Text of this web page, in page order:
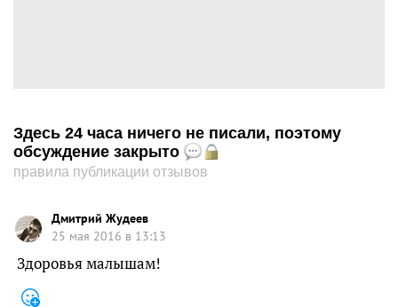
Здесь 24 часа ничего не писали, поэтому
обсуждение закрыто
правила публикации отзывов
Дмитрий Жудеев
25 мая 2016 в 13:13
Здоровья малышам!